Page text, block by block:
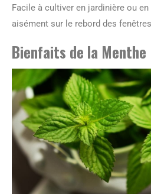
Facile à cultiver en jardinière ou
aisément sur le rebord des
Bienfaits de la Menthe